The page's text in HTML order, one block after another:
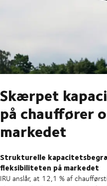
Skærpet
på chauffører
markedet
Strukturelle
fleksibiliteten på markedet
IRU anslår, at 12,1 % af